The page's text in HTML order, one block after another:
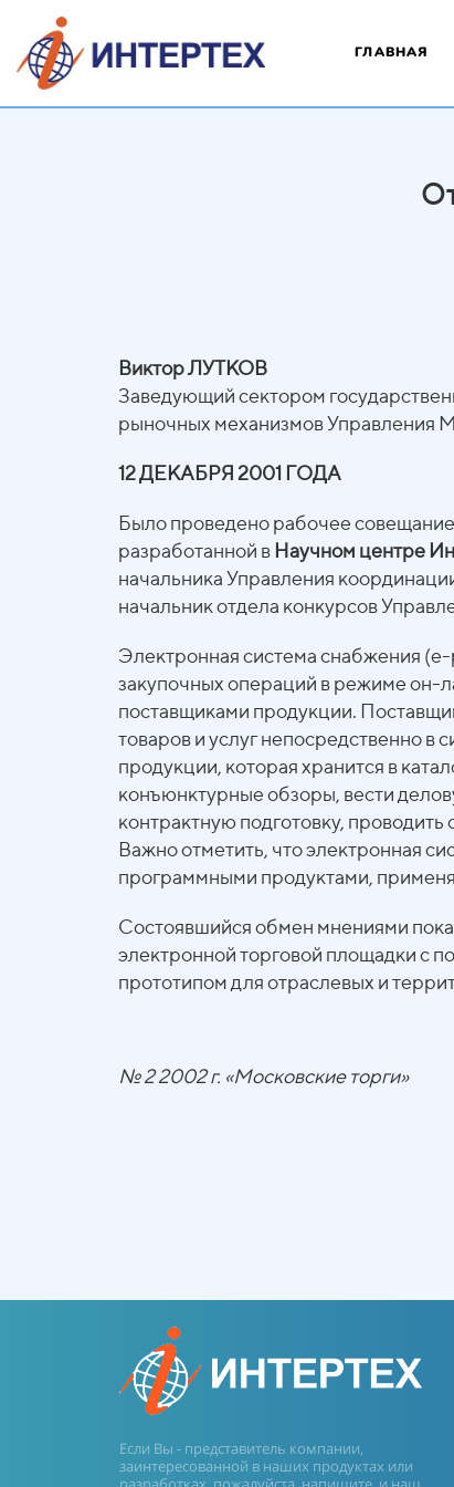
ГЛАВНАЯ
Виктор ЛУТКОВ
Заведующий сектором
рыночных механизмов Управления
12 ДЕКАБРЯ 2001 ГОДА
Было проведено рабочее
разработанной в Научном центре
начальника Управления
начальник отдела конкурсов
Электронная система снабжения
закупочных операций в режиме он-
поставщиками продукции.
товаров и услуг непосредственно
продукции, которая хранится в
конъюнктурные обзоры, вести
контрактную подготовку,
Важно отметить, что электронная
программными продуктами,
Состоявшийся обмен мнениями
электронной торговой площадки с
прототипом для отраслевых и
№ 2 2002 г. «Московские торги»
Если Вы - представитель компании,
заинтересованной в наших продуктах или